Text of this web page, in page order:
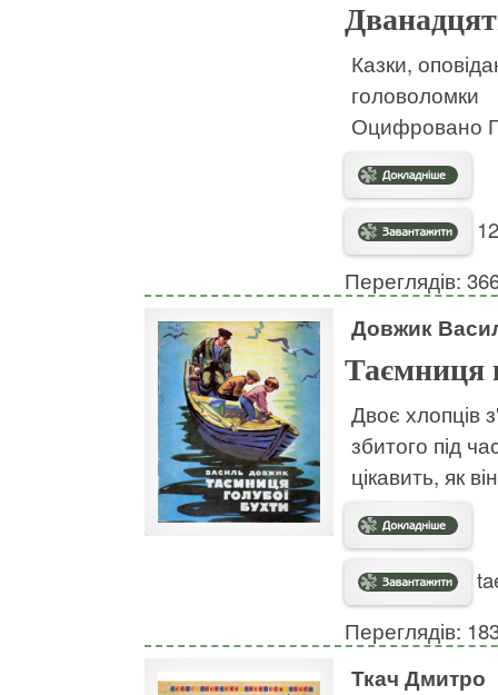
Казки,
головоломки
Оцифровано
Переглядів:
Довжик
Таємниця
Двоє хлопців
збитого під
цікавить, як
Переглядів:
Ткач Дмитро